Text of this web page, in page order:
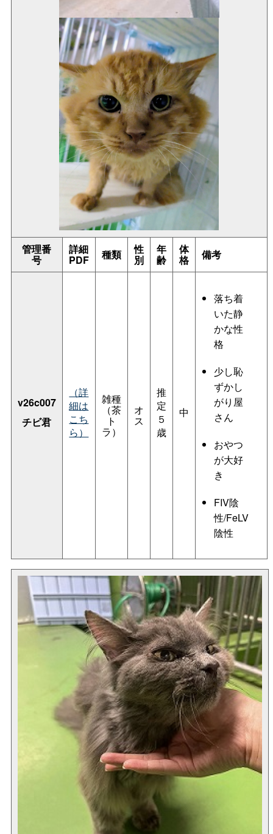
管理番
号
詳細
PDF 種類 性
別
年
齢
体
格 備考
v26c007
チビ君
（詳
細は
こち
ら）
雑種
（茶
ト
ラ）
オ
ス
推
定
５
歳
中
落ち着
いた静
かな性
格
少し恥
ずかし
がり屋
さん
おやつ
が大好
き
FIV陰
性/FeLV
陰性